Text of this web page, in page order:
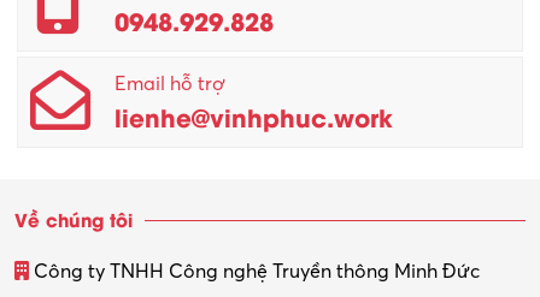
0948.929.828
Email hỗ trợ
lienhe@vinhphuc.work
Về chúng tôi
Công ty TNHH Công nghệ Truyền thông Minh Đức